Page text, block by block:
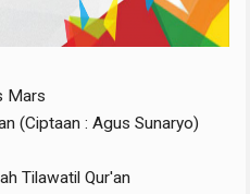
Mars
(Ciptaan : Agus Sunaryo)
Tilawatil Qur'an